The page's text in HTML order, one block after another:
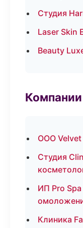
Студия
Laser Skin
Beauty
ООО
Студия
ИП Pro
Клиника